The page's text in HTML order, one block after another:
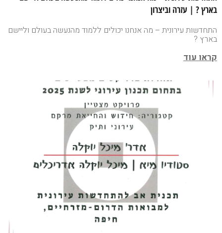
בארץ ? | עזרה וביצרון
התחדשות עירונית – מה אנחנו יכולים ללמוד מהנעשה בעולם וליישם
בארץ ?
קראו עוד